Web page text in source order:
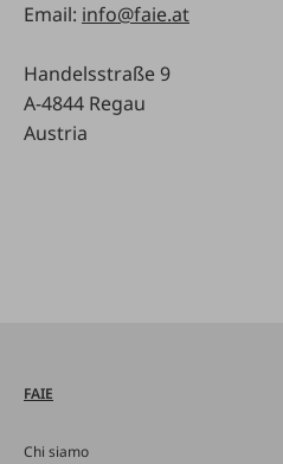
Email: info@faie.at
Handelsstraße 9
A-4844 Regau
Austria
FAIE
Chi siamo